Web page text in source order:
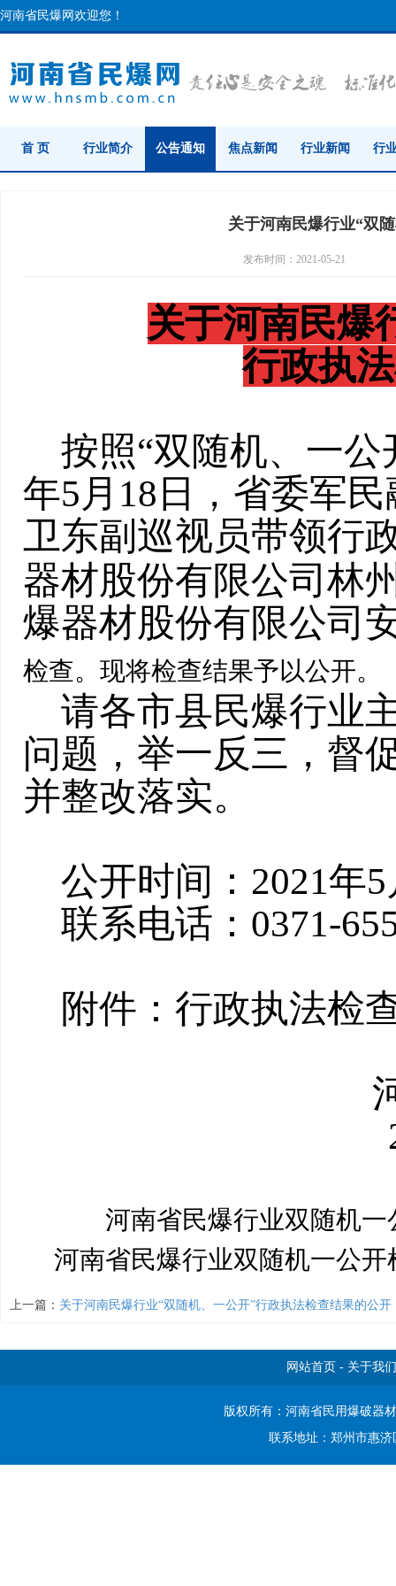
河南省民爆网欢迎您！
首 页 行业简介 公告通知 焦点新闻 行业新闻 行
关于河南民爆行业“双
发布时间：2021-05-21
关于河南民爆
行政执
按照“双随机、一
年5 月 18 日，省委军
卫东副巡视员带领行
器材股份有限公司林
爆器材股份有限公司
检查。现将检查结果予以公开。
请各市县民爆行业
问题，举一反三，督
并整改落实。
公开时间： 2021年5
联系电话： 0371-
附件：行政执法检
河南省民爆行业双随机
河南省民爆行业双随机一公
上一篇： 关于河南民爆行业“双随机、一公开”行政执法检查结果的公开
网站首页 - 关于我们
版权所有：河南省民用爆破器
联系地址：郑州市惠